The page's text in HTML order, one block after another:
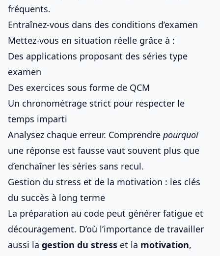
fréquents.
Entraînez-vous dans des conditions d’examen
Mettez-vous en situation réelle grâce à :
Des applications proposant des séries type
examen
Des exercices sous forme de QCM
Un chronométrage strict pour respecter le
temps imparti
Analysez chaque erreur. Comprendre pourquoi
une réponse est fausse vaut souvent plus que
d’enchaîner les séries sans recul.
Gestion du stress et de la motivation : les clés
du succès à long terme
La préparation au code peut générer fatigue et
découragement. D’où l’importance de travailler
aussi la gestion du stress et la motivation,